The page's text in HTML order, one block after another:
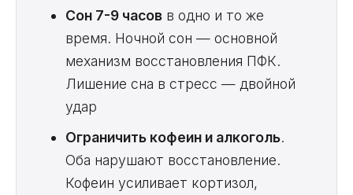
Сон 7-9 часов в одно и то же
время. Ночной сон — основной
механизм восстановления ПФК.
Лишение сна в стресс — двойной
удар
Ограничить кофеин и алкоголь.
Оба нарушают восстановление.
Кофеин усиливает кортизол,